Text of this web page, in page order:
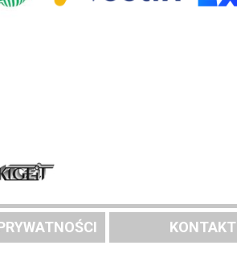
KONTAKT